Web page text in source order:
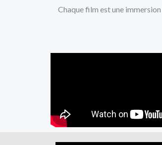
Chaque film est une